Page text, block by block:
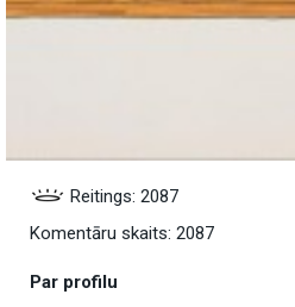
Reitings: 2087
Komentāru skaits: 2087
Par profilu